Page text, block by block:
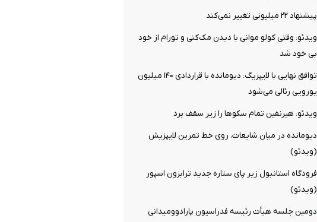
پیشنهاد ۲۲ میلیونی تغییر نمی‌کند
ویدئو: وقتی کولو موانی با دیدن مک‌کنی و تورام از خود
بی خود شد
توافق نهایی با لایپزیگ: دیومانده با قراردادی ۱۴۰ میلیون
یورویی رئالی می‌شود
ویدئو: هیرنفین تمام سکوها را زیر سقف برد
دیومانده در میان شایعات، روی خط تمرین لایپزیش
(ویدئو)
فرودگاه استانبول زیر پای ستاره جدید ترابزون اسپور
(ویدئو)
دومین جلسه هیأت رئیسه فدراسیون پارادوومیدانی